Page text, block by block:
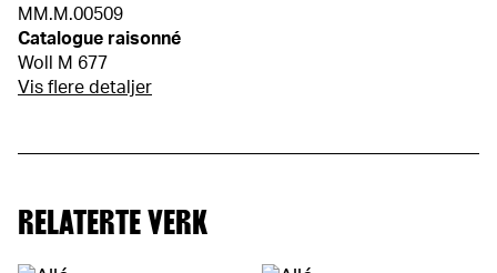
MM.M.00509
Catalogue raisonné
Woll M 677
Vis flere detaljer
RELATERTE VERK